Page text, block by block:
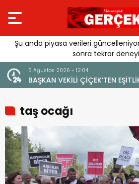
Şu anda piyasa verileri
sonra tekrar
VE TURİZM VURGUSU:
ZARAR VERİLMEMELİ”
4 Ağustos 2026 -
YENİ BİR DİN:
taş ocağı